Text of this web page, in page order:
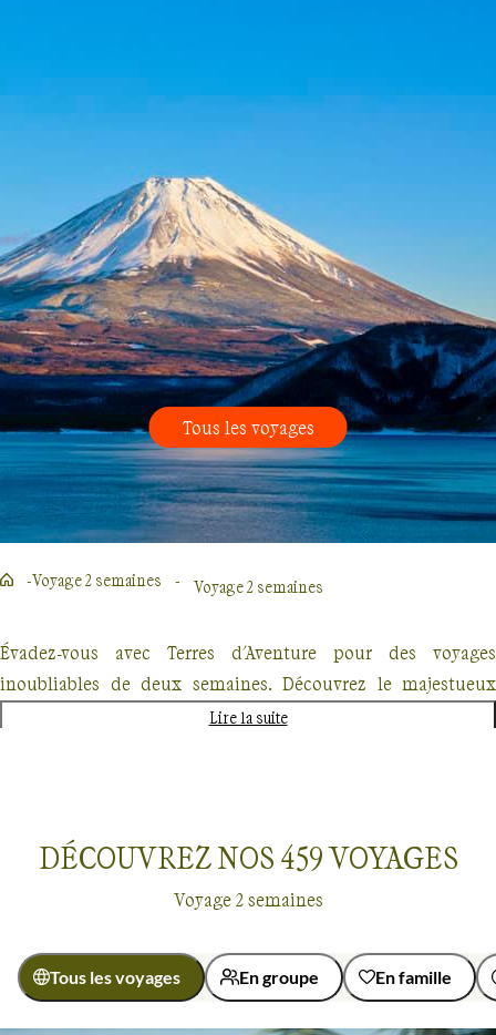
Voyage 2 semaines
Tous les voyages
Voyage 2 semaines Voyage 2 semaines
Évadez-vous avec Terres d'Aventure pour des voyages
inoubliables de deux semaines. Découvrez le majestueux
Kilimandjaro, explorez les forêts enneigées du Québec en
Nos voyages, conçus pour les passionnés de nature et
d'aventure offrent un dépaysement total mais également une
approche éco-responsable.
Lire la suite
DÉCOUVREZ NOS 459VOYAGES
Voyage 2 semaines
Tous les voyages En groupe En famille